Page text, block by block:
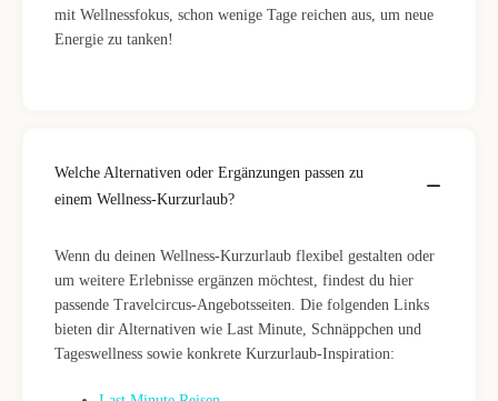
mit Wellnessfokus, schon wenige Tage reichen aus, um neue
Energie zu tanken!
Welche Alternativen oder Ergänzungen passen zu
einem Wellness-Kurzurlaub?
Wenn du deinen Wellness-Kurzurlaub flexibel gestalten oder
um weitere Erlebnisse ergänzen möchtest, findest du hier
passende Travelcircus-Angebotsseiten. Die folgenden Links
bieten dir Alternativen wie Last Minute, Schnäppchen und
Tageswellness sowie konkrete Kurzurlaub-Inspiration: